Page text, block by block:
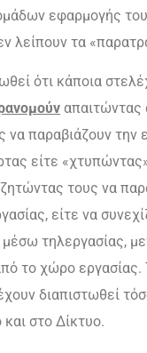
εφαρμογής
λείπουν τα
ότι κάποια
απαιτώντας
να παραβιάζουν την
είτε
ζητώντας τους να
είτε να
τηλεργασίας,
το χώρο εργασίας.
διαπιστωθεί
στο Δίκτυο.